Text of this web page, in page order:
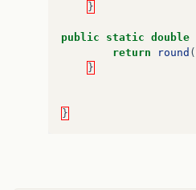
}
public static double
return
round (
}
}